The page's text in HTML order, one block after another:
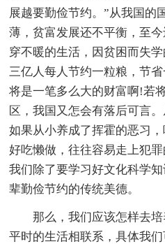
展越要勤俭节约。”从我国的
薄，贫富发展还不平衡，至今
穿不暖的生活，因贫困而失
三亿人每人节约一粒粮，节
将是一笔多么大的财富啊!若
区，我国又怎会有落后可言
如果从小养成了挥霍的恶习
好吃懒做，往往容易走上犯
我们除了要学习好文化科学
辈勤俭节约的传统美德。
那么，我们应该怎样去
平时的生活相联系，具体我